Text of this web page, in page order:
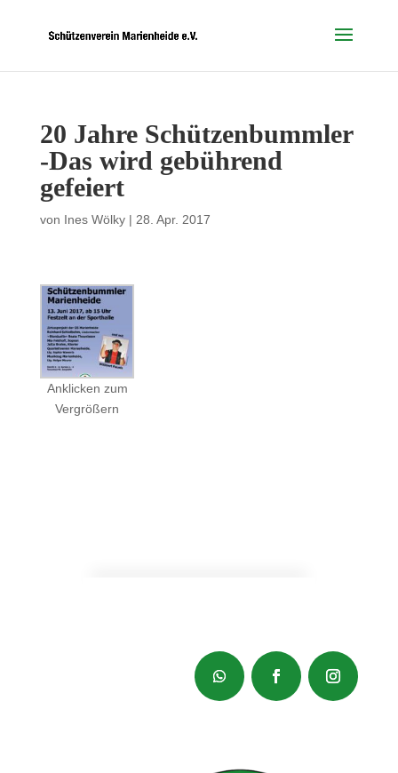
20 Jahre Schützenbummler
-Das wird gebührend
gefeiert
von Ines Wölky| 28. Apr. 2017
Anklicken zum
Vergrößern